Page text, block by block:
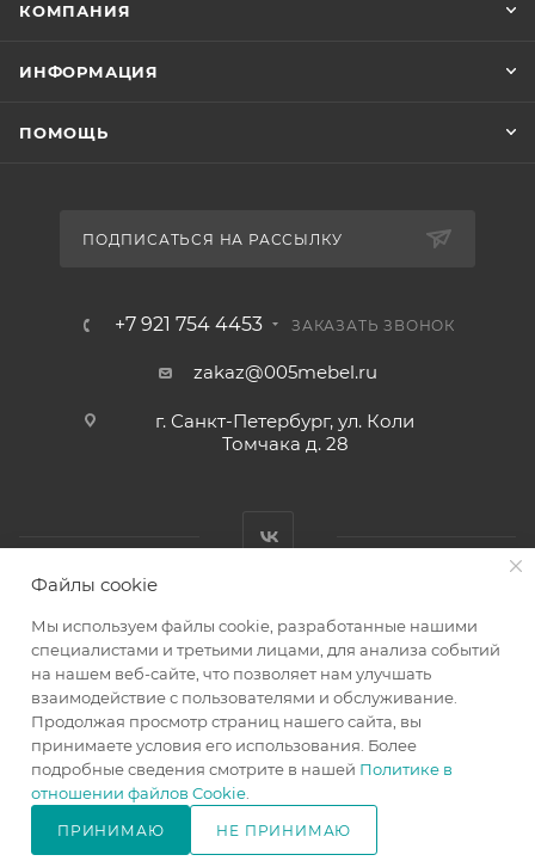
В КОРЗИНУ
КОМПАНИЯ
ИНФОРМАЦИЯ
ПОМОЩЬ
ПОДПИСАТЬСЯ НА РАССЫЛКУ
+7 921 754 4453 ЗАКАЗАТЬ ЗВОНОК
zakaz@005mebel.ru
г. Санкт-Петербург, ул. Коли
Томчака д. 28
Интернет магазин мебели в Санкт-Петербурге © 2000-2026
г.
Файлы cookie
Мы используем файлы cookie, разработанные нашими
специалистами и третьими лицами, для анализа событий
на нашем веб-сайте, что позволяет нам улучшать
взаимодействие с пользователями и обслуживание.
Продолжая просмотр страниц нашего сайта, вы
принимаете условия его использования. Более
подробные сведения смотрите в нашей Политике в
отношении файлов Cookie
ПРИНИМАЮ НЕ ПРИНИМАЮ